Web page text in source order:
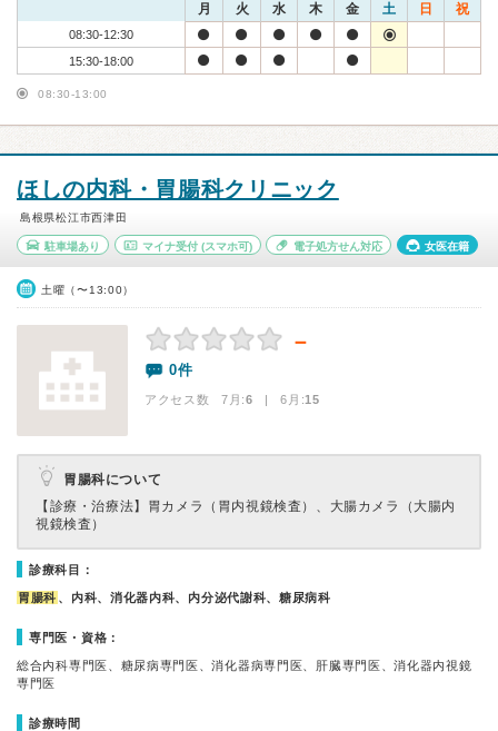
月 火 水 木 金 土 日 祝
08:30-12:30
15:30-18:00
08:30-13:00
ほしの内科・胃腸科クリニック
島根県松江市西津田
駐車場あり マイナ受付(スマホ可) 電子処方せん対応 女医在籍
土曜（〜13:00）
－
0件
アクセス数 7月:6 | 6月:15
胃腸科について
【診療・治療法】 胃カメラ（胃内視鏡検査）、大腸カメラ（大腸内
視鏡検査）
診療科目：
胃腸科 、内科、消化器内科、内分泌代謝科、糖尿病科
専門医・資格：
総合内科専門医、糖尿病専門医、消化器病専門医、肝臓専門医、消化器内視鏡
専門医
診療時間